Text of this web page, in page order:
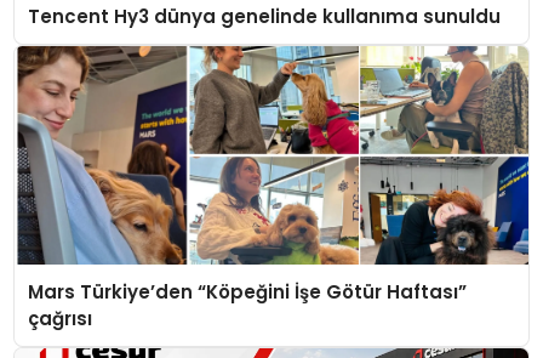
Tencent Hy3 dünya genelinde kullanıma sunuldu
Mars Türkiye’den “Köpeğini İşe Götür Haftası”
çağrısı